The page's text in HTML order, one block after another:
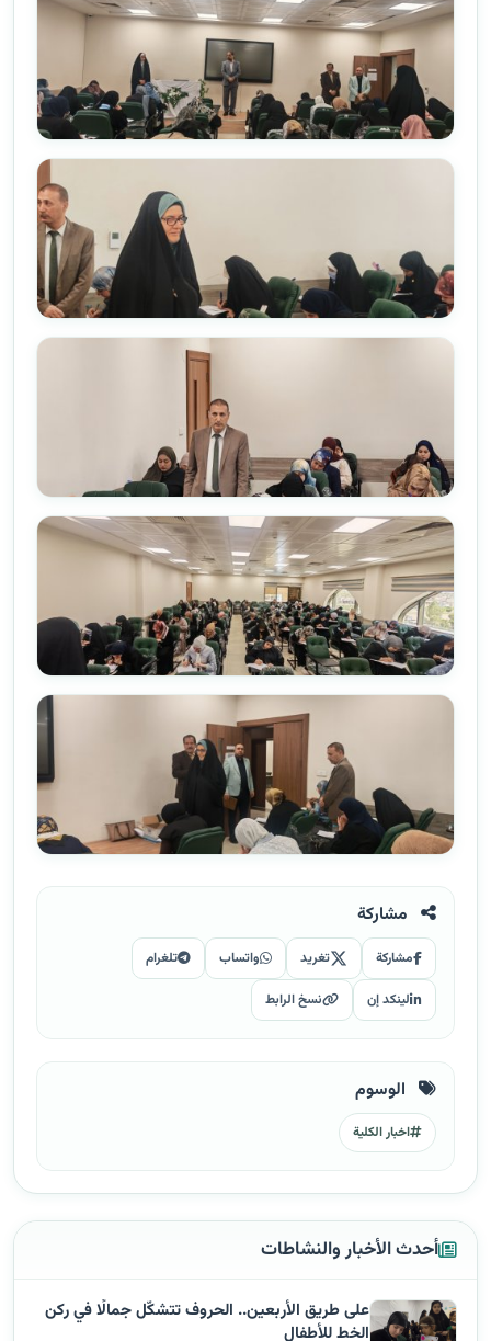
مشاركة
مشاركة تغريد واتساب تلغرام
لينكد إن نسخ الرابط
الوسوم
اخبار الكلية
أحدث الأخبار والنشاطات
على طريق الأربعين.. الحروف تتشكّل جمالًا في ركن
الخط للأطفال